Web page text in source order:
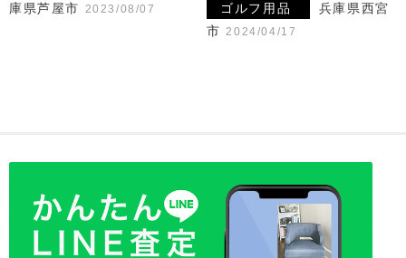
庫県芦屋市 2023/08/07 ゴルフ用品
兵庫県西宮
市 2024/04/17